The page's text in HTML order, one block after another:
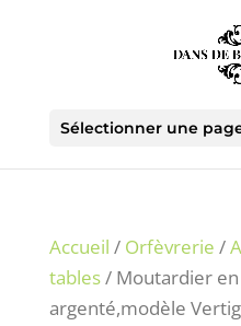
Sélectionner une
Accueil / Orfèvrerie /
tables/ Moutardier
argenté,modèle